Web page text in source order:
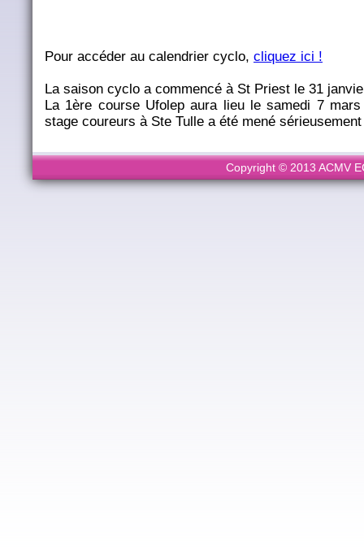
Pour accéder au calendrier cyclo, cliquez ici !
La saison cyclo a commencé à St Priest le 31
La 1ère course Ufolep aura lieu le samedi 7
stage coureurs à Ste Tulle a été mené
Copyright © 2013 ACMV